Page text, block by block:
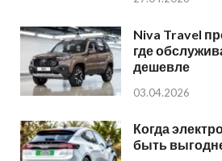
Niva Travel
где
дешевле
03.04.2026
Когда
быть